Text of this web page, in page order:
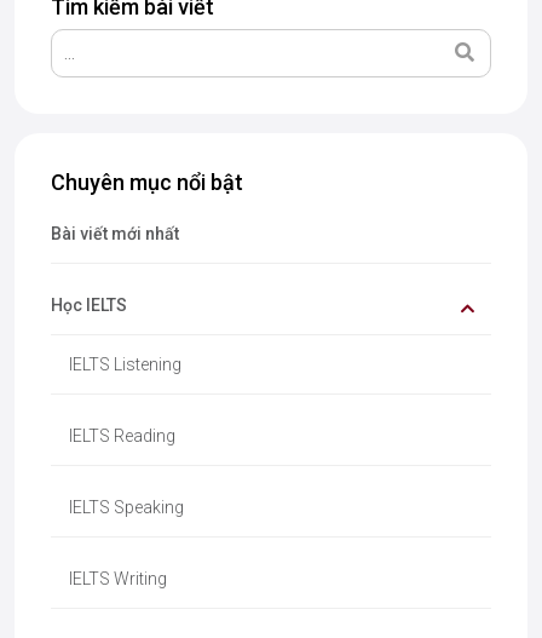
Tìm kiếm bài viết
Chuyên mục nổi bật
Bài viết mới nhất
Học IELTS
IELTS Listening
IELTS Reading
IELTS Speaking
IELTS Writing